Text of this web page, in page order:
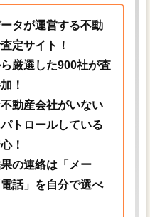
タが運営する不動
定サイト！
厳選した900社が査
！
動産会社がいない
トロールしている
！
の連絡は「メー
話」を自分で選べ